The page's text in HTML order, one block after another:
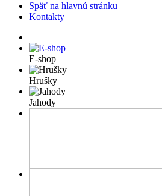
Späť na hlavnú stránku
Kontakty
E-shop
Hrušky
Jahody